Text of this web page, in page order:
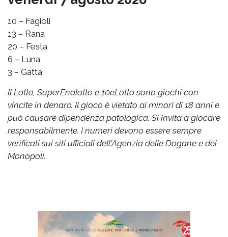
10 – Fagioli
13 – Rana
20 – Festa
6 – Luna
3 – Gatta
Il Lotto, SuperEnalotto e 10eLotto sono giochi con
vincite in denaro. Il gioco è vietato ai minori di 18 anni e
può causare dipendenza patologica. Si invita a giocare
responsabilmente. I numeri devono essere sempre
verificati sui siti ufficiali dell'Agenzia delle Dogane e dei
Monopoli.